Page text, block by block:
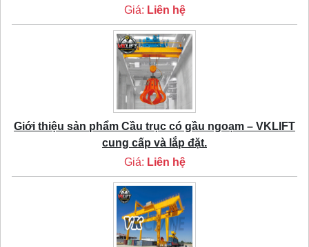
Giá: Liên hệ
Giới thiệu sản phẩm Cầu trục có gầu ngoạm – VKLIFT
cung cấp và lắp đặt.
Giá: Liên hệ